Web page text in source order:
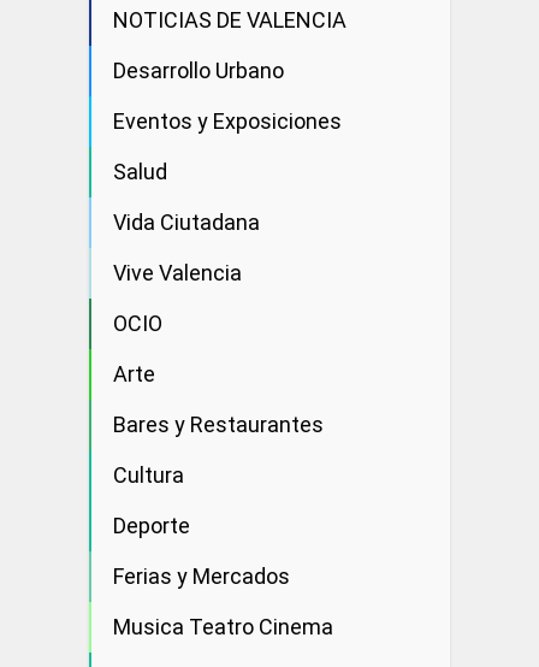
NOTICIAS DE VALENCIA
Desarrollo Urbano
Eventos y Exposiciones
Salud
Vida Ciutadana
Vive Valencia
OCIO
Arte
Bares y Restaurantes
Cultura
Deporte
Ferias y Mercados
Musica Teatro Cinema